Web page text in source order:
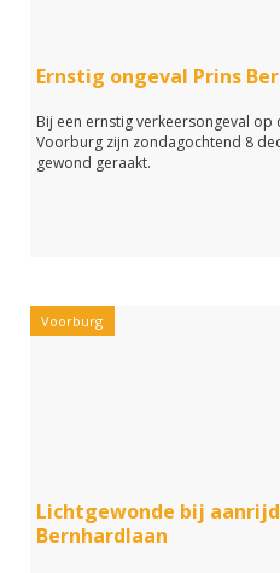
Ernstig ongeval Prins
Bij een ernstig verkeersongeval op
Voorburg zijn zondagochtend 8
gewond geraakt.
Voorburg
Lichtgewonde bij
Bernhardlaan